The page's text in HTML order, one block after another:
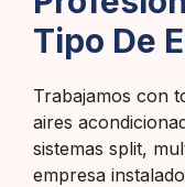
Tipo De
Trabajamos con
aires
sistemas split,
empresa